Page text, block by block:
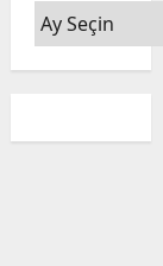
Arxiv